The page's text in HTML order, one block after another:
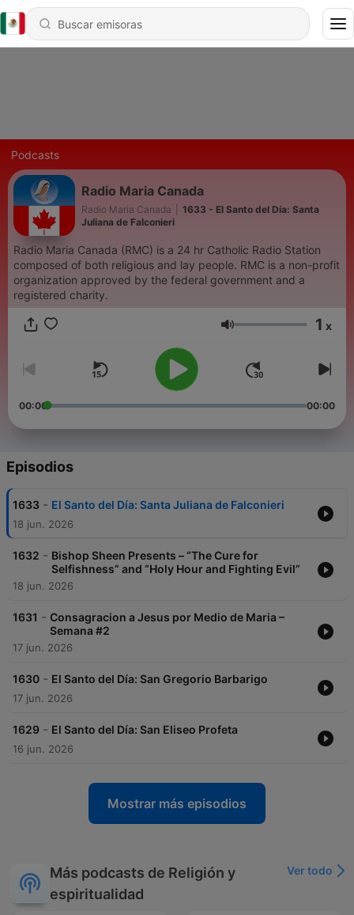
Podcasts
Radio Maria Canada
Radio Maria Canada
1633 - El Santo del Día: Santa
Juliana de Falconieri
Radio Maria Canada (RMC) is a 24 hr Catholic Radio Station
composed of both religious and lay people. RMC is a non-profit
organization approved by the federal government and a
registered charity.
Volumen 1 x
00:00 00:00
Episodios
1633 - El Santo del Día: Santa Juliana de Falconieri
18 jun. 2026
1632 - Bishop Sheen Presents – “The Cure for
Selfishness” and “Holy Hour and Fighting Evil”
18 jun. 2026
1631 - Consagracion a Jesus por Medio de Maria –
Semana #2
17 jun. 2026
1630 - El Santo del Día: San Gregorio Barbarigo
17 jun. 2026
1629 - El Santo del Día: San Eliseo Profeta
16 jun. 2026
Mostrar más episodios
Más podcasts de Religión y
espiritualidad
Ver todo